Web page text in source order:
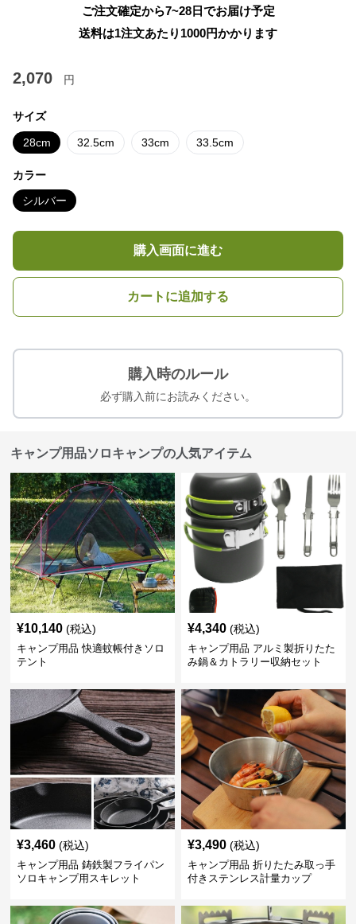
ご注文確定から7~28日でお届け予定
送料は1注文あたり 1000円かかります
2,070 円
サイズ
28cm 32.5cm 33cm 33.5cm
カラー
シルバー
購入画面に進む
カートに追加する
購入時のルール
必ず購入前にお読みください。
キャンプ用品ソロキャンプの人気アイテム
¥10,140 (税込)
キャンプ用品 快適蚊帳付きソロ
テント
¥4,340 (税込)
キャンプ用品 アルミ製折りたた
み鍋＆カトラリー収納セット
¥3,460 (税込)
キャンプ用品 鋳鉄製フライパン
ソロキャンプ用スキレット
¥3,490 (税込)
キャンプ用品 折りたたみ取っ手
付きステンレス計量カップ